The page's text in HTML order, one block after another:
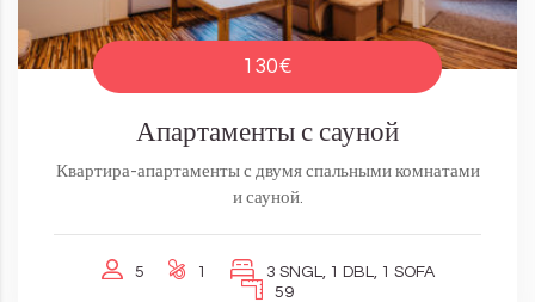
130€
Апартаменты с сауной
Квартира-апартаменты с двумя спальными комнатами
и сауной.
5 1
3 SNGL, 1 DBL, 1 SOFA
59